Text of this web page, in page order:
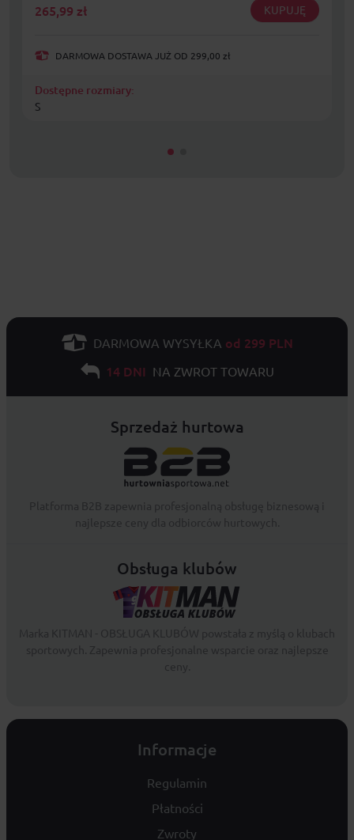
265,99 zł KUPUJĘ
DARMOWA DOSTAWA JUŻ OD 299,00 zł
Dostępne rozmiary:
S
DARMOWA WYSYŁKA od 299 PLN
14 DNI NA ZWROT TOWARU
Sprzedaż hurtowa
Obsługa klubów
Informacje
Regulamin
Płatności
Zwroty